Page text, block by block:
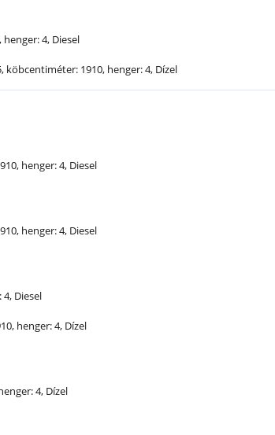
henger: 4, Diesel
köbcentiméter: 1910, henger: 4, Dízel
henger: 4, Diesel
henger: 4, Diesel
4, Diesel
henger: 4, Dízel
4, Dízel